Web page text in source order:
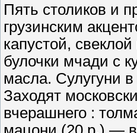
Пять столиков и
грузинским
капустой,
булочки мчади с
масла. Сулугуни
Заходят
вчерашнего :